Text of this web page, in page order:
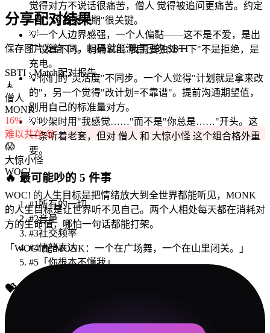
觉得对方不说话很痛苦，僧人 觉得被追问更痛苦。约定
一个"冷静缓冲期"很关键。
💡一个人边界感强，一个人偏黏——这不是不爱，是出
厂设置不同。明确说出"我需要独处一下"不是拒绝，是
充电。
💡你们的"灵活度"不同步。一个人觉得"计划就是拿来改
的"，另一个觉得"改计划=不靠谱"。提前沟通期望值，
别用自己的标准量对方。
💡吵架时用"我感觉……"而不是"你总是……"开头。这
一条听着老套，但对 僧人 和 大惊小怪 这个组合格外重
要。
🔥最可能吵的 5 件事
#1所有的一切
#2音量
#3社交频率
#4情绪表达
#5 「你根本不懂我」
💝
大概只能分开出门
分享配对结果
保存图片发给 TA，扫码就能测自己的 SBTI
SBTI · Match配对报告
🧘
僧人
MONK
16%
难以共存 💀
😱
大惊小怪
WOC!
WOC! 的人生目标是把情绪放大到全世界都能听见，MONK
的人生目标是让世界听不见自己。两个人相处每天都在消耗对
方的生命值，哪怕一句话都能打架。
「 WOC! 配 MONK：一个在广场舞，一个在山里闭关。 」